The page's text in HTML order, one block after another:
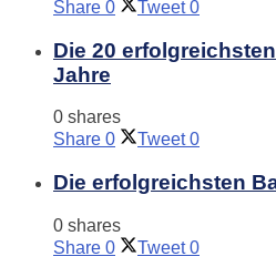
Share 0 Tweet 0
Die 20
Jahre
0 shares
Share 0 Tweet 0
Die erfolgreichsten
0 shares
Share 0 Tweet 0